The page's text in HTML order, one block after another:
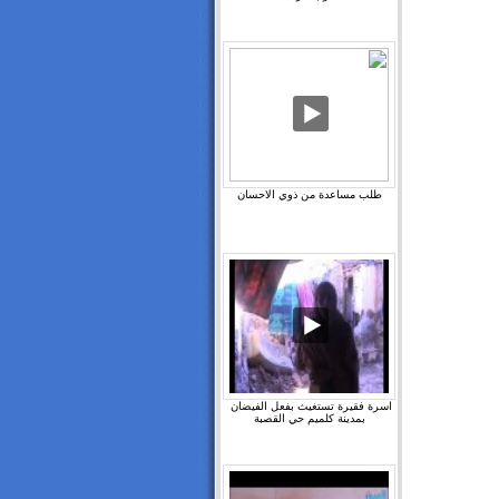
طلب مساعدة من ذوي الاحسان
اسرة فقيرة تستغيث بفعل الفيضان ‫
بمدينة كلميم حي القصبة